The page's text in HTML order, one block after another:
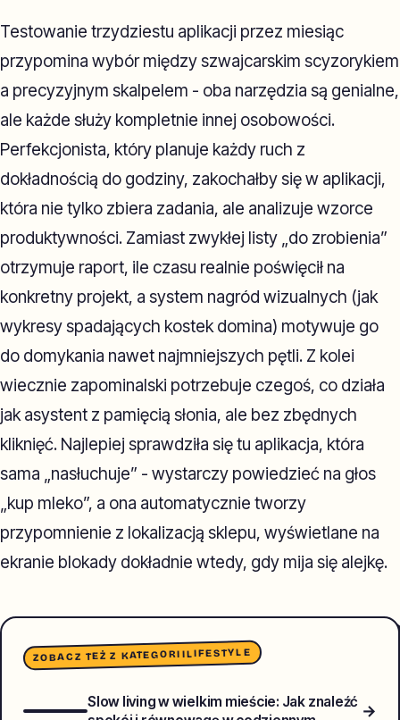
Testowanie trzydziestu aplikacji przez miesiąc
przypomina wybór między szwajcarskim scyzorykiem
a precyzyjnym skalpelem - oba narzędzia są genialne,
ale każde służy kompletnie innej osobowości.
Perfekcjonista, który planuje każdy ruch z
dokładnością do godziny, zakochałby się w aplikacji,
która nie tylko zbiera zadania, ale analizuje wzorce
produktywności. Zamiast zwykłej listy „do zrobienia”
otrzymuje raport, ile czasu realnie poświęcił na
konkretny projekt, a system nagród wizualnych (jak
wykresy spadających kostek domina) motywuje go
do domykania nawet najmniejszych pętli. Z kolei
wiecznie zapominalski potrzebuje czegoś, co działa
jak asystent z pamięcią słonia, ale bez zbędnych
kliknięć. Najlepiej sprawdziła się tu aplikacja, która
sama „nasłuchuje” - wystarczy powiedzieć na głos
„kup mleko”, a ona automatycznie tworzy
przypomnienie z lokalizacją sklepu, wyświetlane na
ekranie blokady dokładnie wtedy, gdy mija się alejkę.
ZOBACZ TEŻ Z KATEGORIILIFESTYLE
Slow living w wielkim mieście: Jak znaleźć →